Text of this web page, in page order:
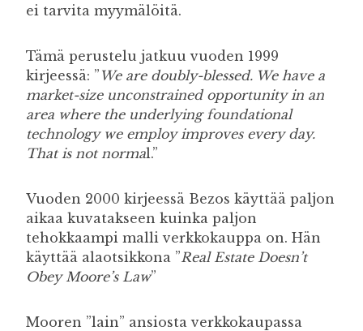
ei tarvita myymälöitä.
Tämä perustelu jatkuu vuoden 1999
kirjeessä: ” We are doubly-blessed. We have a
market-size unconstrained opportunity in an
area where the underlying foundational
technology we employ improves every day.
That is not normal.”
Vuoden 2000 kirjeessä Bezos käyttää paljon
aikaa kuvatakseen kuinka paljon
tehokkaampi malli verkkokauppa on. Hän
käyttää alaotsikkona ”Real Estate Doesn’t
Obey Moore’s Law”
Mooren ”lain” ansiosta verkkokaupassa